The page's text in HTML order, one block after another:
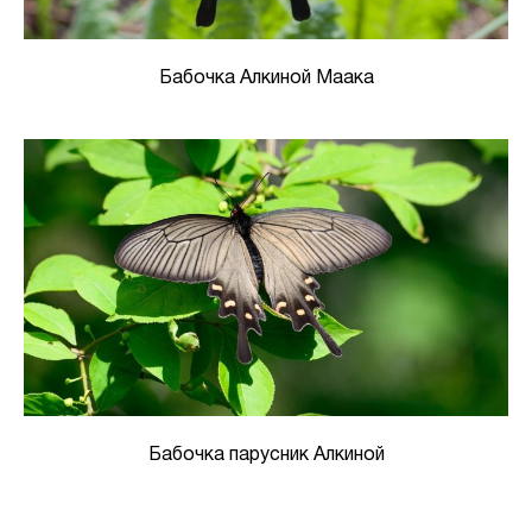
Бабочка Алкиной Маака
Бабочка парусник Алкиной